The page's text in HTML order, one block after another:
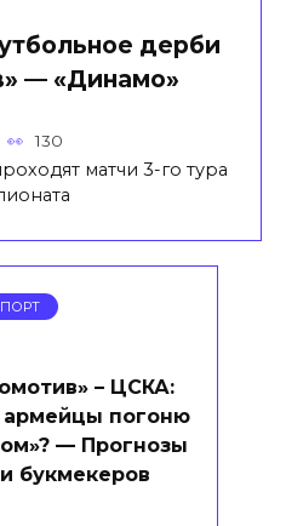
дерби
— «Динамо»
130
матчи 3-го тура
– ЦСКА:
погоню
— Прогнозы
букмекеров